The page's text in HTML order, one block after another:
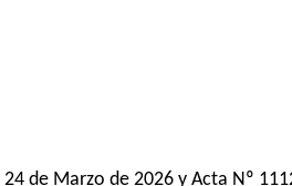
de Marzo de 2026 y Acta Nº